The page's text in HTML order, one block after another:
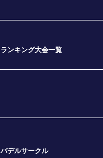
ランキング大会一覧
パデルサークル